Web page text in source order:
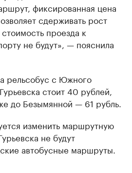
фиксированная цена
сдерживать рост
проезда к
не будут», — пояснила
рельсобус с Южного
стоит 40 рублей,
до Безымянной — 61 рубль.
изменить маршрутную
не будут
автобусные маршруты.